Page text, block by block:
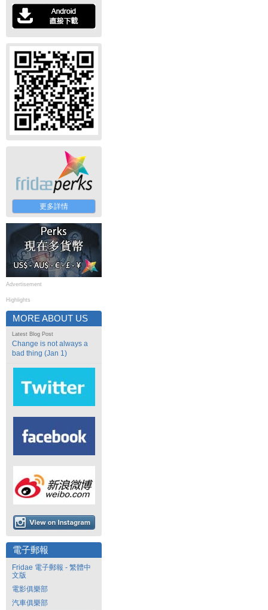
更多詳情
Advertisement
Highlights
MORE ABOUT US
Latest Blog Post
Change is not always a
bad thing (Jan 1)
電子郵報
Fridae 電子郵報 - 繁體中
文版
電影俱樂部
汽車俱樂部